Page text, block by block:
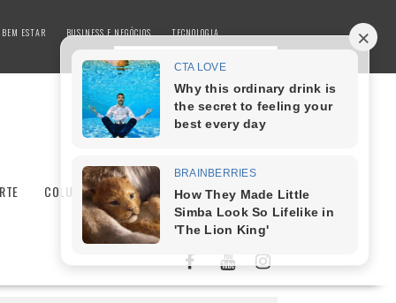
ESTAR BUSINESS E NEGÓCIOS TECNOLOGIA
COLUNISTAS
SAÚDE E BEM ESTAR